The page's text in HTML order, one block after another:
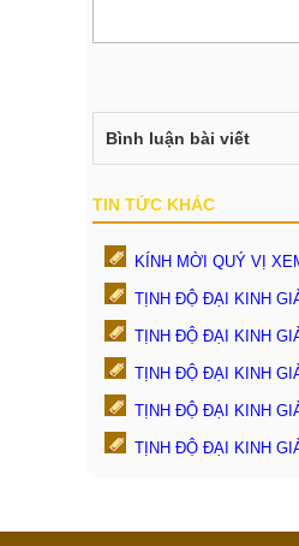
Bình luận bài viết
TIN TỨC KHÁC
KÍNH MỜI QUÝ VỊ
TỊNH ĐỘ ĐẠI KINH
TỊNH ĐỘ ĐẠI KINH
TỊNH ĐỘ ĐẠI KINH
TỊNH ĐỘ ĐẠI KINH
TỊNH ĐỘ ĐẠI KINH